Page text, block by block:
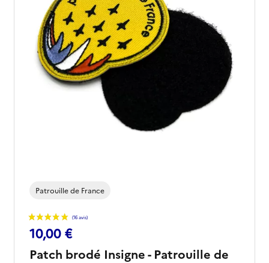
Patrouille de France
10,00 €
Patch brodé Insigne - Patrouille de